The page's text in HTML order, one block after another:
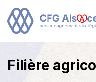
Filière